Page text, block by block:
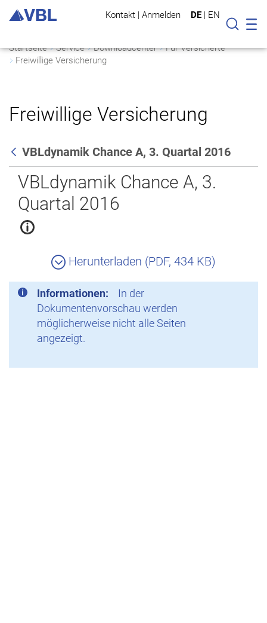
Kontakt | Anmelden DE | EN
Suche
Startseite Service Downloadcenter
Für Versicherte
Freiwillige Versicherung
Freiwillige Versicherung
Zurück
VBLdynamik Chance A, 3. Quartal 2016
VBLdynamik Chance A, 3.
Quartal 2016
Herunterladen (PDF, 434 KB)
Informationen:
In der
Dokumentenvorschau werden
möglicherweise nicht alle Seiten
angezeigt.